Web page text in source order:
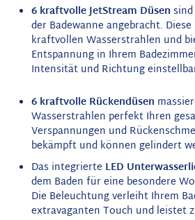
6 kraftvolle JetStream Düsen
der Badewanne angebracht.
kraftvollen Wasserstrahlen und
Entspannung in Ihrem
Intensität und Richtung
6 kraftvolle Rückendüsen
Wasserstrahlen perfekt Ihren
Verspannungen und
bekämpft und können gelindert
Das integrierte LED
dem Baden für eine besondere
Die Beleuchtung verleiht Ihrem
extravaganten Touch und leistet